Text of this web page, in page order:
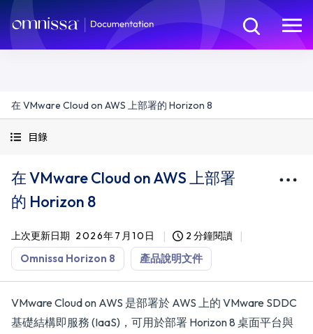
在 VMware Cloud on AWS 上部署的 Horizon 8
目錄
在 VMware Cloud on AWS 上部署
的 Horizon 8
上次更新日期 2026年7月10日 2 分鐘閱讀
Omnissa Horizon 8 產品說明文件
VMware Cloud on AWS 是部署於 AWS 上的 VMware SDDC
基礎結構即服務 (IaaS)，可用於部署 Horizon 8 桌面平台與